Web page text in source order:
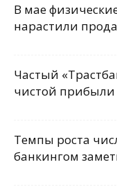
В мае
нарастили
Частый
чистой прибыли
Темпы роста
банкингом